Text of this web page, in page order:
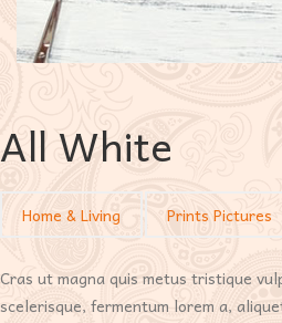
All White
Home & Living Prints Pictures
Cras ut magna quis metus tristique
scelerisque, fermentum lorem a,